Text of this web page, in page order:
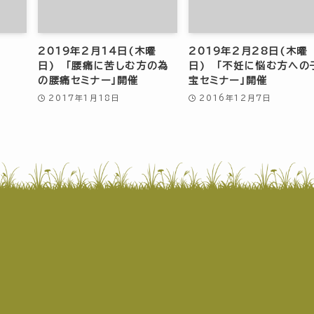
2019年2月14日(木曜
日) 「腰痛に苦しむ方の為
の腰痛セミナー」開催
2017年1月18日
2019年2月28日(木曜
日) 「不妊に悩む方への
宝セミナー」開催
2016年12月7日